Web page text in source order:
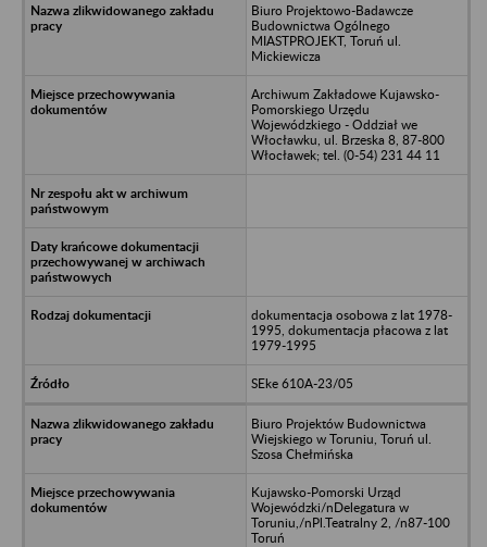
Biuro Projektowo-Badawcze
Budownictwa Ogólnego
MIASTPROJEKT, Toruń ul.
Mickiewicza
Archiwum Zakładowe Kujawsko-
Pomorskiego Urzędu
Wojewódzkiego - Oddział we
Włocławku, ul. Brzeska 8, 87-800
Włocławek; tel. (0-54) 231 44 11
dokumentacja osobowa z lat 1978-
1995, dokumentacja płacowa z lat
1979-1995
SEke 610A-23/05
Biuro Projektów Budownictwa
Wiejskiego w Toruniu, Toruń ul.
Szosa Chełmińska
Kujawsko-Pomorski Urząd
Wojewódzki/nDelegatura w
Toruniu,/nPl.Teatralny 2, /n87-100
Toruń